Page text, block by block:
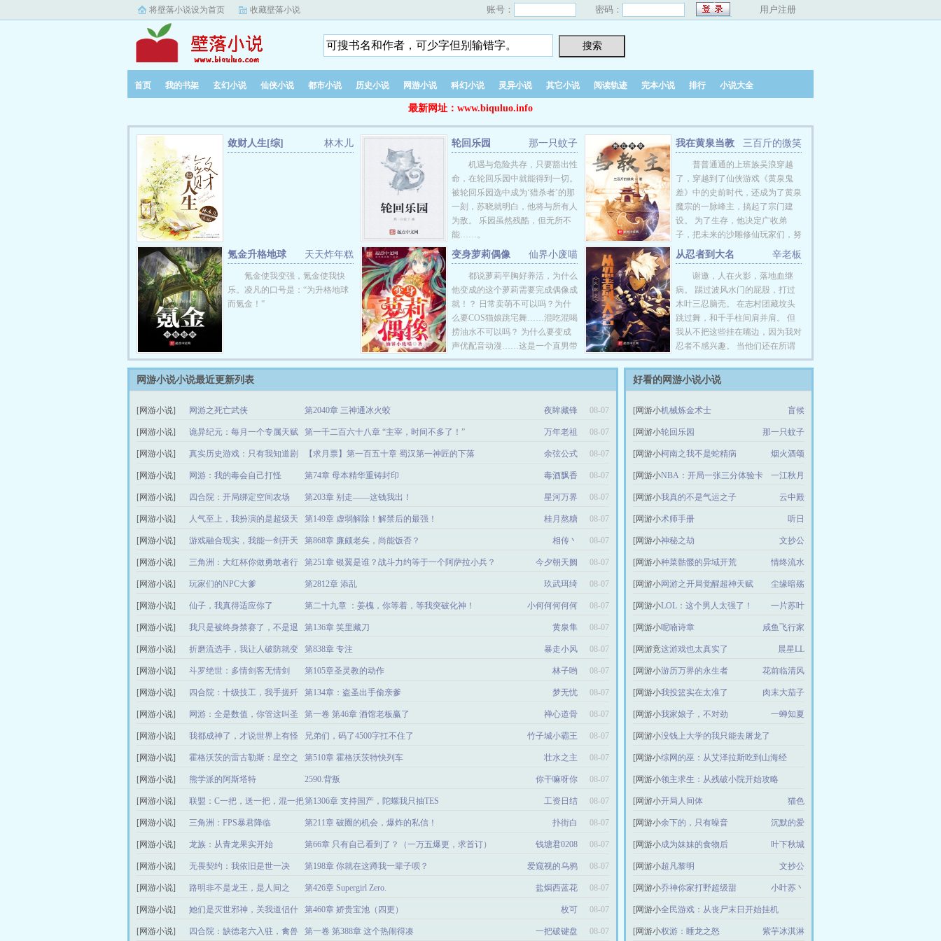
将壁落小说设为首页 收藏壁落小说 账号： 密码： 用户注册
首页 我的书架 玄幻小说 仙侠小说 都市小说 历史小说 网游小说 科幻小说 灵异小说 其它小说 阅读轨迹 完本小说 排行 小说大全
最新网址：www.biquluo.info
林木儿
敛财人生[综] 那一只蚊子
轮回乐园
机遇与危险共存，只要豁出性
命，在轮回乐园中就能得到一切。
被轮回乐园选中成为‘猎杀者’的那
一刻，苏晓就明白，他将与所有人
为敌。 乐园虽然残酷，但无所不
能……。
三百斤的微笑
我在黄泉当教
普普通通的上班族吴浪穿越
了，穿越到了仙侠游戏《黄泉鬼
差》中的史前时代，还成为了黄泉
魔宗的一脉峰主，搞起了宗门建
设。 为了生存，他决定广收弟
子，把未来的沙雕修仙玩家们，努
力开辟的全新修行体系，传给他
们。 不到数年，一股修仙界的泥
石流，数尊沙雕修仙风格体系的盖
世大能出山，震惊了整个世界。
天天炸年糕
氪金升格地球
氪金使我变强，氪金使我快
乐。凌凡的口号是：“为升格地球
而氪金！”
仙界小废喵
变身萝莉偶像
都说萝莉平胸好养活，为什么
他变成的这个萝莉需要完成偶像成
就！？ 日常卖萌不可以吗？为什
么要COS猫娘跳宅舞……混吃混喝
捞油水不可以吗？ 为什么要变成
声优配音动漫……这是一个直男带
着系统，扎上双马尾，小洋裙直播
辛老板
从忍者到大名
谢邀，人在火影，落地血继
病。 踢过波风水门的屁股，打过
木叶三忍脑壳。 在志村团藏坟头
跳过舞，和千手柱间肩并肩。 但
我从不把这些挂在嘴边，因为我对
忍者不感兴趣。 当他们还在所谓
的忍界中头破血流的时候，我已经
成为了大名 鸣人，以后没有什么
表示： 先定个小目标，娶了大名
女儿。 再定个大目标，统一忍
都被我兼并了！
网游小说小说最近更新列表
[网游小说] 网游之死亡武侠 第2040章 三神通冰火蛟 夜眸藏锋 08-07
[网游小说] 诡异纪元：每月一个专属天赋 第一千二百六十八章 “主宰，时间不多了！” 万年老祖 08-07
[网游小说]
真实历史游戏：只有我知道剧
情
【求月票】第一百五十章 蜀汉第一神匠的下落 余弦公式 08-07
[网游小说] 网游：我的毒会自己打怪 第74章 母本精华重铸封印 毒酒飘香 08-07
[网游小说] 四合院：开局绑定空间农场 第203章 别走——这钱我出！ 星河万界 08-07
[网游小说]
人气至上，我扮演的是超级天
才
第149章 虚弱解除！解禁后的最强！ 桂月熬糖 08-07
[网游小说] 游戏融合现实，我能一剑开天 第868章 廉颇老矣，尚能饭否？ 相传丶 08-07
[网游小说]
三角洲：大红杯你做勇敢者行
动？
第251章 银翼是谁？战斗力约等于一个阿萨拉小兵？ 今夕朝天阙 08-07
[网游小说] 玩家们的NPC大爹 第2812章 添乱 玖武珥绮 08-07
[网游小说] 仙子，我真得适应你了 第二十九章 ：姜槐，你等着，等我突破化神！ 小何何何何何 08-07
[网游小说]
我只是被终身禁赛了，不是退
役了
第136章 笑里藏刀 黄泉隼 08-07
[网游小说]
折磨流选手，我让人破防就变
强
第838章 专注 暴走小风 08-07
[网游小说] 斗罗绝世：多情剑客无情剑 第105章圣灵教的动作 林子哟 08-07
[网游小说]
四合院：十级技工，我手搓歼
星舰
第134章：盗圣出手偷亲爹 梦无忧 08-07
[网游小说]
网游：全是数值，你管这叫圣
骑士？
第一卷 第46章 酒馆老板赢了 禅心道骨 08-07
[网游小说]
我都成神了，才说世界上有怪
物？
兄弟们，码了4500字扛不住了 竹子城小霸王 08-07
[网游小说]
霍格沃茨的雷古勒斯：星空之
主
第510章 霍格沃茨特快列车 壮水之主 08-07
[网游小说] 熊学派的阿斯塔特 2590.背叛 你干嘛呀你 08-07
[网游小说] 联盟：C一把，送一把，混一把第1306章 支持国产，陀螺我只抽TES 工资日结 08-07
[网游小说] 三角洲：FPS暴君降临 第211章 破圈的机会，爆炸的私信！ 扑街白 08-07
[网游小说] 龙族：从青龙果实开始 第66章 只有自己看到了？（一万五爆更，求首订） 钱塘君0208 08-07
[网游小说] 无畏契约：我依旧是世一决 第198章 你就在这蹲我一辈子呗？ 爱窥视的乌鸦 08-07
[网游小说]
路明非不是龙王，是人间之
神！
第426章 Supergirl Zero. 盐焗西蓝花 08-07
[网游小说]
她们是灭世邪神，关我道侣什
么事
第460章 娇贵宝池（四更） 枚可 08-07
[网游小说] 四合院：缺德老六入驻，禽兽 第一卷 第388章 这个热闹得凑 一把破键盘 08-07
好看的网游小说小说
[网游小
说]
机械炼金术士 盲候
[网游小
说]
轮回乐园 那一只蚊子
[网游小
说]
柯南之我不是蛇精病 烟火酒颂
[网游小
说]
NBA：开局一张三分体验卡 一江秋月
[网游小
说]
我真的不是气运之子 云中殿
[网游小
说]
术师手册 听日
[网游小
说]
神秘之劫 文抄公
[网游小
说]
种菜骷髅的异域开荒 情终流水
[网游小
说]
网游之开局觉醒超神天赋 尘缘暗殇
[网游小
说]
LOL：这个男人太强了！ 一片苏叶
[网游小
说]
呢喃诗章 咸鱼飞行家
[网游竞
技]
这游戏也太真实了 晨星LL
[网游小
说]
游历万界的永生者 花前临清风
[网游小
说]
我投篮实在太准了 肉末大茄子
[网游小
说]
我家娘子，不对劲 一蝉知夏
[网游小
说]
没钱上大学的我只能去屠龙了
宇宙无敌水哥
[网游小
说]
综网的巫：从艾泽拉斯吃到山海经
易伤秋者
[网游小
说]
领主求生：从残破小院开始攻略
中华小铁匠
[网游小
说]
开局人间体 猫色
[网游小
说]
余下的，只有噪音 沉默的爱
[网游小
说]
成为妹妹的食物后 叶下秋城
[网游小
说]
超凡黎明 文抄公
[网游小
说]
乔神你家打野超级甜 小叶苏丶
[网游小
说]
全民游戏：从丧尸末日开始挂机
帝国黑铁战士
[网游小权游：睡龙之怒 紫芋冰淇淋